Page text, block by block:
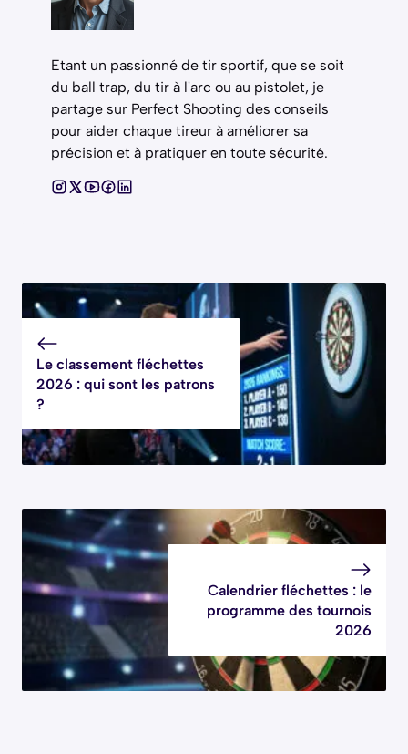
Etant un passionné de tir sportif, que se soit
du ball trap, du tir à l'arc ou au pistolet, je
partage sur Perfect Shooting des conseils
pour aider chaque tireur à améliorer sa
précision et à pratiquer en toute sécurité.
Le classement fléchettes
2026 : qui sont les patrons
?
Calendrier fléchettes : le
programme des tournois
2026